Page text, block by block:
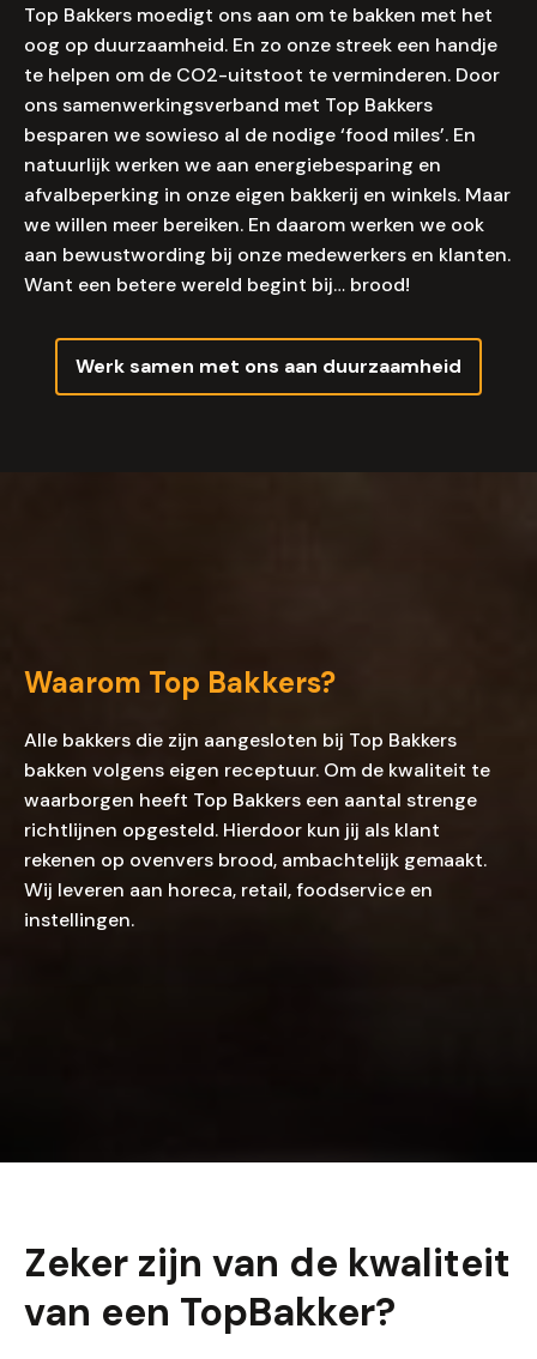
Top Bakkers moedigt ons aan om te bakken met het
oog op duurzaamheid. En zo onze streek een handje
te helpen om de CO2-uitstoot te verminderen. Door
ons samenwerkingsverband met Top Bakkers
besparen we sowieso al de nodige ‘food miles’. En
natuurlijk werken we aan energiebesparing en
afvalbeperking in onze eigen bakkerij en winkels. Maar
we willen meer bereiken. En daarom werken we ook
aan bewustwording bij onze medewerkers en klanten.
Want een betere wereld begint bij… brood!
Werk samen met ons aan duurzaamheid
Waarom Top Bakkers?
Alle bakkers die zijn aangesloten bij Top Bakkers
bakken volgens eigen receptuur. Om de kwaliteit te
waarborgen heeft Top Bakkers een aantal strenge
richtlijnen opgesteld. Hierdoor kun jij als klant
rekenen op ovenvers brood, ambachtelijk gemaakt.
Wij leveren aan horeca, retail, foodservice en
instellingen.
Zeker zijn van de kwaliteit
van een TopBakker?